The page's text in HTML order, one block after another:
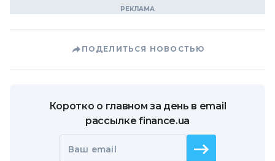
ПОДЕЛИТЬСЯ НОВОСТЬЮ
Коротко о главном за день в email
рассылке finance.ua
Ваш email